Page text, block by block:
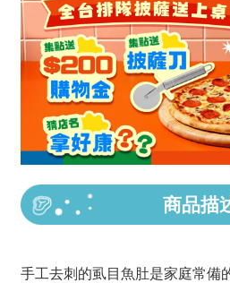
商品描
手工去刺的虱目魚肚是家庭常備